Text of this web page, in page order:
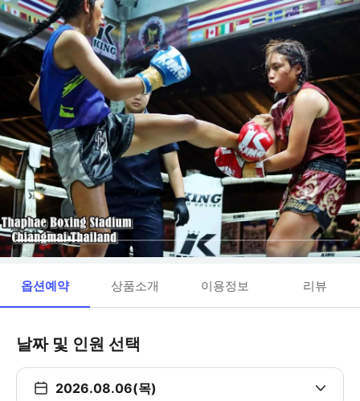
옵션예약 상품소개 이용정보 리뷰
날짜 및 인원 선택
2026.08.06(목)